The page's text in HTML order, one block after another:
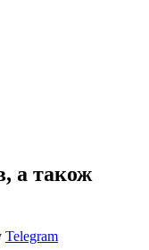
а також
Telegram